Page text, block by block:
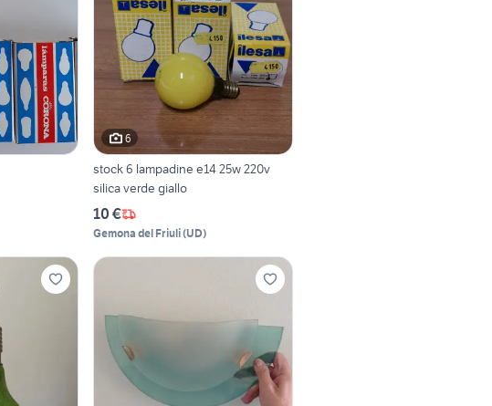
6
stock 6 lampadine e14 25w 220v
silica verde giallo
10 €
Gemona del Friuli(UD)